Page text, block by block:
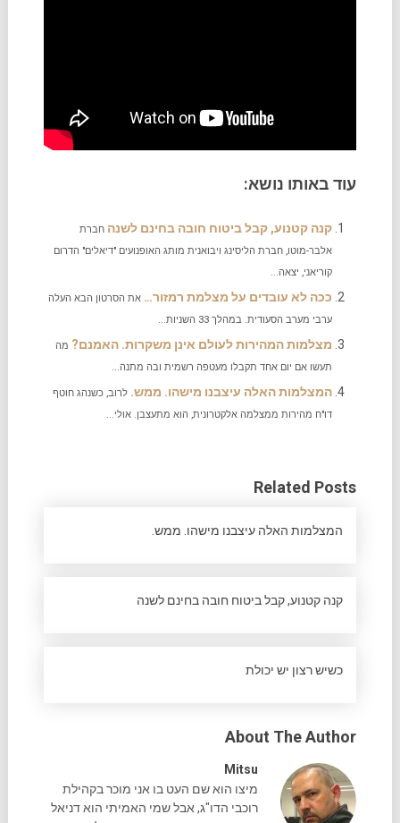
עוד באותו נושא:
קנה קטנוע, קבל ביטוח חובה בחינם לשנה חברת
אלבר-מוטו, חברת הליסינג ויבואנית מותג האופנועים "דיאלים" הדרום
קוריאני, יצאה...
ככה לא עובדים על מצלמת רמזור… את הסרטון הבא העלה
ערבי מערב הסעודית. במהלך 33 השניות...
מצלמות המהירות לעולם אינן משקרות. האמנם? מה
תעשו אם יום אחד תקבלו מעטפה רשמית ובה מתנה...
המצלמות האלה עיצבנו מישהו. ממש. לרוב, כשנהג חוטף
דו"ח מהירות ממצלמה אלקטרונית, הוא מתעצבן. אולי...
Related Posts
המצלמות האלה עיצבנו מישהו. ממש.
קנה קטנוע, קבל ביטוח חובה בחינם לשנה
כשיש רצון יש יכולת
About The Author
Mitsu
מיצו הוא שם העט בו אני מוכר בקהילת
רוכבי הדו"ג, אבל שמי האמיתי הוא דניאל